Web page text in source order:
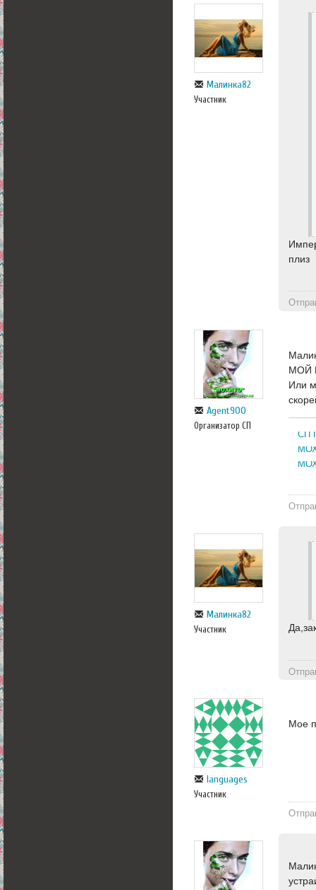
Малинка82
Участник
плиз
Agent900
Организатор СП
МОЙ
Или
СП
Малинка82
Участник
languages
Участник
Мое